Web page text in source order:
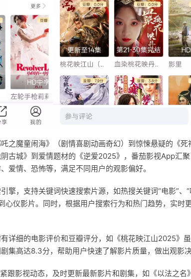
之魔童闹海》（剧情喜剧动画奇幻）到惊悚悬疑的《死
古城》到爱情题材的《逆爱2025》，番茄影视App汇
爱情、恐怖等，满足不同用户的观影偏好。
擎，支持关键词快速搜索片源，如热搜关键词“电影”、
心仪影片。同时，根据用户搜索行为和热门趋势，实时
详细的电影评价和豆瓣评分，如《桃花映江山2025》
集高达8.3分，帮助用户快速了解影片质量，做出观影决
跟影视动态，及时更新最新影片和剧集，如《以法之名